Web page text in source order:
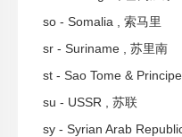
so - Somalia , 索马里
sr - Suriname , 苏里南
st - Sao Tome &
su - USSR , 苏联
sy - Syrian Arab